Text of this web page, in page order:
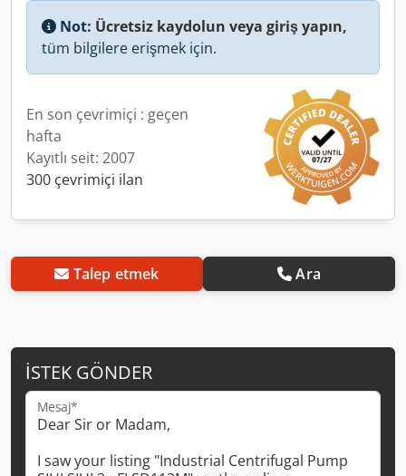
Not: Ücretsiz kaydolun veya giriş yapın,
tüm bilgilere erişmek için.
En son çevrimiçi : geçen
hafta
Kayıtlı seit: 2007
300 çevrimiçi ilan
Talep etmek Ara
İSTEK GÖNDER
Mesaj*